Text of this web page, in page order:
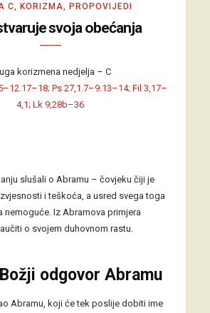
C KORIZMA PROPOVIJEDI
svoja obećanja
korizmena nedjelja – C
Ps 27,1.7–9.13–14; Fil 3,17–
4,1; Lk 9,28b–36
slušali o Abramu – čovjeku čiji je
i teškoća, a usred svega toga
nemoguće. Iz Abramova primjera
o svojem duhovnom rastu.
odgovor Abramu
Abramu, koji će tek poslije dobiti ime